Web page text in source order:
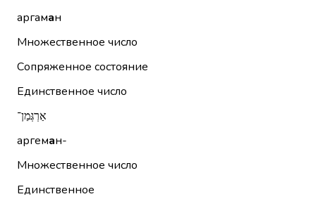
аргаман
Множественное число
Сопряженное состояние
Единственное число
אַרְגְּמַן־
аргеман-
Множественное число
Единственное